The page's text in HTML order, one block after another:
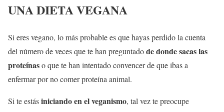
UNA DIETA VEGANA
Si eres vegano, lo más probable es que hayas perdido la cuenta
del número de veces que te han preguntadode donde sacas las
proteínaso que te han intentado convencer de que ibas a
enfermar por no comer proteína animal.
Si te estásiniciando en el veganismo, tal vez te preocupe